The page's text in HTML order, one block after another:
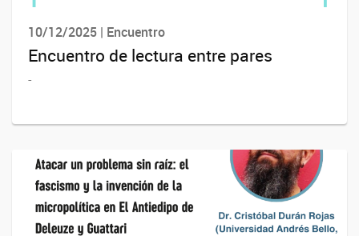
10/12/2025 | Encuentro
Encuentro de lectura entre pares
-